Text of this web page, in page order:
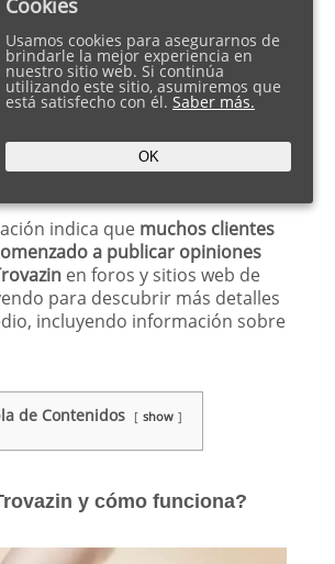
la estructura y la función
También previene
de las varices al actuar
sanguíneos que contribuyen a
vasculares. Gracias a su
biológico, Trovazin es
diario, sin contraindicaciones
indica que muchos clientes
a publicar opiniones
en foros y sitios web de
para descubrir más detalles
incluyendo información sobre
de Contenidos show
y cómo funciona?
Usamos cookies para asegurarnos de
brindarle la mejor experiencia en
nuestro sitio web. Si continúa
utilizando este sitio, asumiremos que
está satisfecho con él. Saber más.
OK